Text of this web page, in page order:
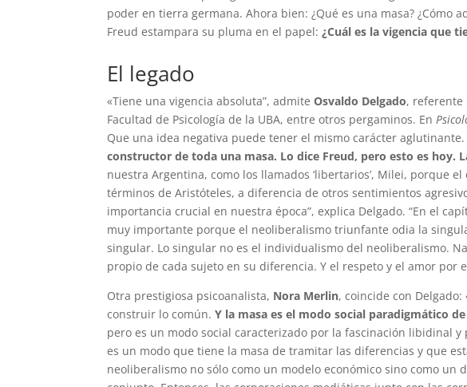
poder en tierra germana. Ahora bien: ¿Qué es una masa?
Freud estampara su pluma en el papel:¿Cuál es la vigencia que
El legado
«Tiene una vigencia absoluta”, admiteOsvaldo Delgado, referente
Facultad de Psicología de la UBA, entre otros pergaminos. En
Que una idea negativa puede tener el mismo carácter
constructor de toda una masa. Lo dice Freud, pero esto es hoy.
nuestra Argentina, como los llamados ‘libertarios’, Milei, porque
términos de Aristóteles, a diferencia de otros sentimientos
importancia crucial en nuestra época”, explica Delgado. “En el
muy importante porque el neoliberalismo triunfante odia la
singular. Lo singular no es el individualismo del neoliberalismo.
propio de cada sujeto en su diferencia. Y el respeto y el amor por
Otra prestigiosa psicoanalista, Nora Merlin, coincide con
construir lo común. Y la masa es el modo social paradigmático
pero es un modo social caracterizado por la fascinación libidinal
es un modo que tiene la masa de tramitar las diferencias y que
neoliberalismo no sólo como un modelo económico sino como